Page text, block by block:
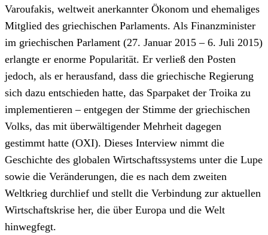
Varoufakis, weltweit anerkannter Ökonom und ehemaliges
Mitglied des griechischen Parlaments. Als Finanzminister
im griechischen Parlament (27. Januar 2015 – 6. Juli 2015)
erlangte er enorme Popularität. Er verließ den Posten
jedoch, als er herausfand, dass die griechische Regierung
sich dazu entschieden hatte, das Sparpaket der Troika zu
implementieren – entgegen der Stimme der griechischen
Volks, das mit überwältigender Mehrheit dagegen
gestimmt hatte (OXI). Dieses Interview nimmt die
Geschichte des globalen Wirtschaftssystems unter die Lupe
sowie die Veränderungen, die es nach dem zweiten
Weltkrieg durchlief und stellt die Verbindung zur aktuellen
Wirtschaftskrise her, die über Europa und die Welt
hinwegfegt.